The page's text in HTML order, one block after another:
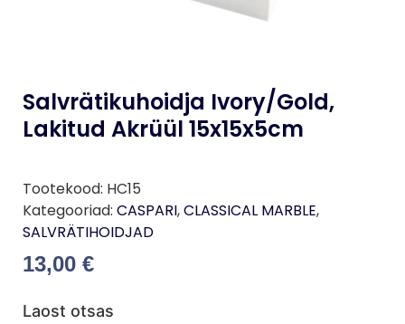
Salvrätikuhoidja Ivory/Gold,
Lakitud Akrüül 15x15x5cm
Tootekood: HC15
Kategooriad: CASPARI,CLASSICAL MARBLE,
SALVRÄTIHOIDJAD
13,00 €
Laost otsas